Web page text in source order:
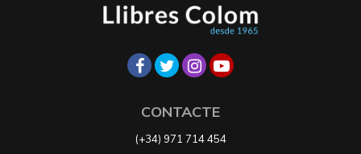
CONTACTE
(+34) 971 714 454